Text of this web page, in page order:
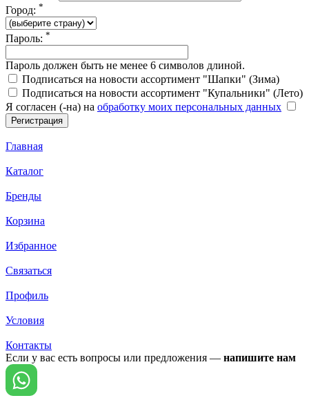
Город: *
Пароль: *
Пароль должен быть не менее 6 символов длиной.
Подписаться на новости ассортимент "Шапки" (Зима)
Подписаться на новости ассортимент "Купальники" (Лето)
Я согласен (-на) на обработку моих персональных данных
Главная
Каталог
Бренды
Корзина
Избранное
Связаться
Профиль
Условия
Контакты
Если у вас есть вопросы или предложения — напишите нам